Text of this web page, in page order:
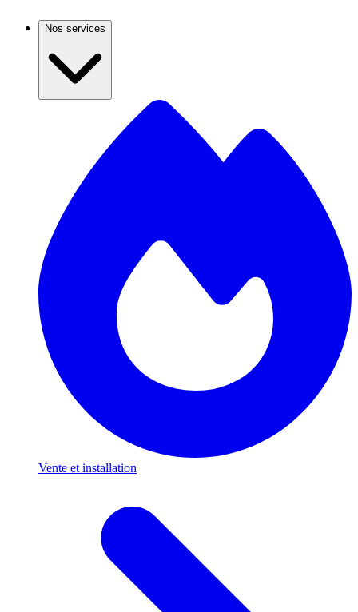
Nos services
Vente et installation